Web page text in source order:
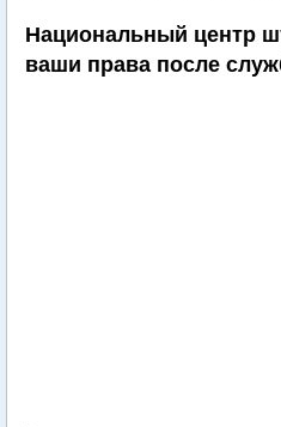
Национальный центр
ваши права после